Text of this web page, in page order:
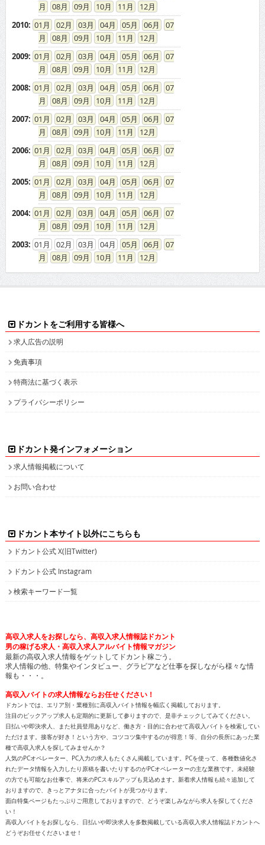
08
09 10 11
12
2010: 01 02 03 04 05 06
07
08
09 10 11
12
2009: 01 02 03 04 05 06
07
08
09 10 11
12
2008: 01 02 03 04 05 06
07
08
09 10 11
12
2007: 01 02 03 04 05 06
07
08
09 10 11
12
2006: 01 02 03 04 05 06
07
08
09 10 11
12
2005: 01 02 03 04 05 06
07
08
09 10 11
12
2004: 01 02 03 04 05 06
07
08
09 10 11
12
2003: 01 02 03 04 05 06
07
08
09 10 11 12
ドカントをご利用する皆様へ
求人広告の説明
免責事項
特商法に基づく表示
プライバシーポリシー
ドカント発インフォメーション
求人情報掲載について
お問い合わせ
ドカント本サイト以外にこちらも
ドカント公式 X(旧Twitter)
ドカント公式 Instagram
検索キーワード一覧
高収入求人をお探しなら、高収入求人情報誌ドカント
男の稼げる求人・高収入求人アルバイト情報マガジン
最新の高収入求人情報をゲットしてドカント稼ごう。
求人情報の他、特集やインタビュー、グラビアなど仕事を探しながら様々な情
報も・・・。
高収入バイトの求人情報ならお任せください！
ドカントでは、エリア別・業種別に高収入バイト情報を幅広く掲載しております。
注目のピックアップ求人も定期的に更新して参りますので、是非チェックしてみてください。
日払いや即決求人、また社員登用ありなど、働き方・目的に合わせて高収入バイトを検索してい
ただけます。接客が好き！という方や、コツコツ集中するのが得意！等、自分の長所にあった業
種で高収入求人を探してみませんか？
人気のPCオペレーター、PC入力の求人もたくさん掲載しています。PCを使って、各種数値化さ
れたデータ情報を入力したり原稿を書いたりするのがPCオペレーターの主な業務です。未経験
の方でも可能なお仕事で、将来のPCスキルアップも見込めます。新着求人情報も続々追加して
おりますので、きっとアナタに合ったバイトが見つかります。
面白特集ページもたっぷりご用意しておりますので、どうぞ楽しみながら求人を探してくださ
い！
高収入バイトをお探しなら、日払いや即決求人を多数掲載している高収入求人情報誌ドカントへ
どうぞお任せくださいませ！